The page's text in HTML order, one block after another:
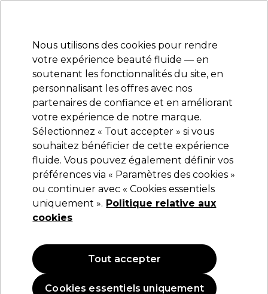
Se connecter
Marques Bons plans Coiffure Electro et Matériel
Livraison et délais
lire la suite
Marques Promed
Promed
Filters
Nous utilisons des cookies pour rendre
votre expérience beauté fluide — en
soutenant les fonctionnalités du site, en
personnalisant les offres avec nos
partenaires de confiance et en améliorant
votre expérience de notre marque.
Sélectionnez « Tout accepter » si vous
souhaitez bénéficier de cette expérience
fluide. Vous pouvez également définir vos
préférences via « Paramètres des cookies »
ou continuer avec « Cookies essentiels
uniquement ». Politique relative aux
cookies
Cookies essentiels uniquement
Tout accepter